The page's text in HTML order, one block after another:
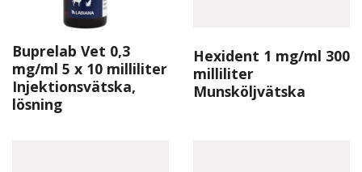
Buprelab Vet 0,3
mg/ml 5 x 10 milliliter
Injektionsvätska,
lösning
Hexident 1 mg/ml 300
milliliter
Munsköljvätska